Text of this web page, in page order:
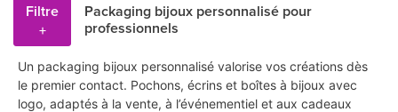
Filtre
+
Packaging bijoux personnalisé pour
professionnels
Un packaging bijoux personnalisé valorise vos créations dès
le premier contact. Pochons, écrins et boîtes à bijoux avec
logo, adaptés à la vente, à l’événementiel et aux cadeaux